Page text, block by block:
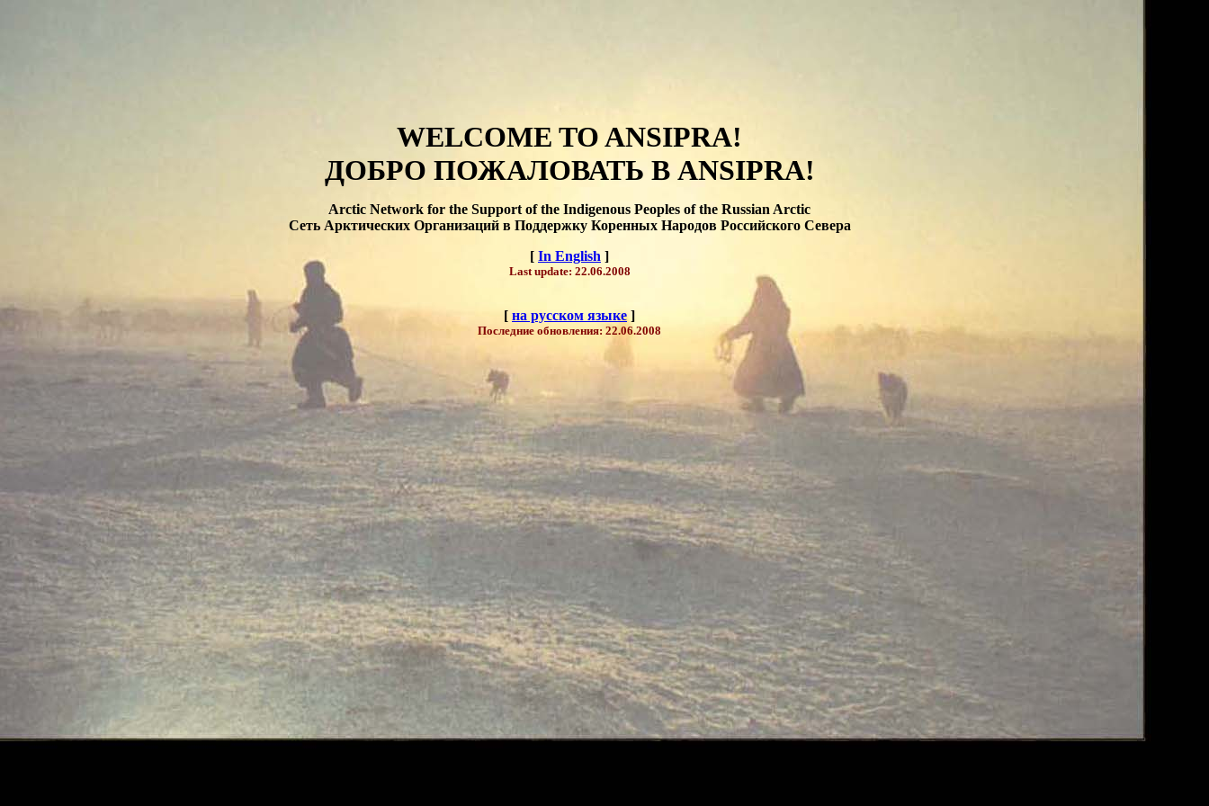
WELCOME TO ANSIPRA!
ДОБРО ПОЖАЛОВАТЬ В ANSIPRA!
Arctic Network for the Support of the Indigenous Peoples of the Russian Arctic
Сеть Арктических Организаций в Поддержку Коренных Народов Российского Севера
[ In English ]
Last update: 22.06.2008
[ на русском языке ]
Последние обновления: 22.06.2008